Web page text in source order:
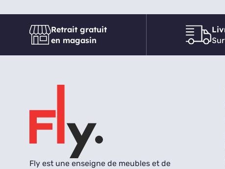
Retrait gratuit
en magasin
Fly est une enseigne de meubles et de